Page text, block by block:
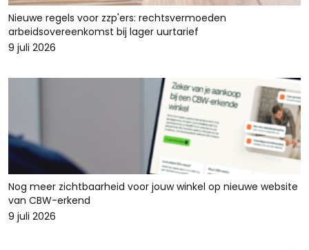
Nieuwe regels voor zzp'ers: rechtsvermoeden
arbeidsovereenkomst bij lager uurtarief
9 juli 2026
Nog meer zichtbaarheid voor jouw winkel op nieuwe website
van CBW-erkend
9 juli 2026